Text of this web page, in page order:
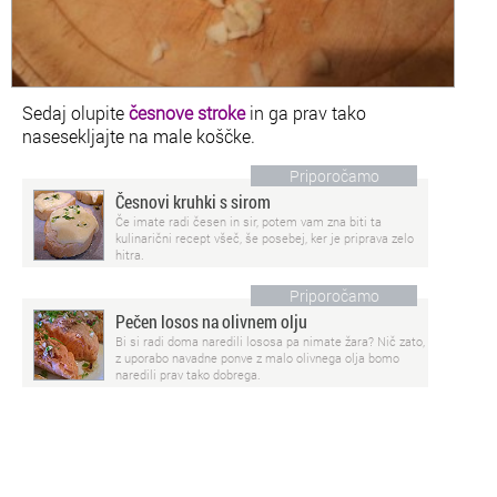
Sedaj olupitečesnove strokein ga prav tako
nasesekljajte na male koščke.
Priporočamo
Česnovi kruhki s sirom
Če imate radi česen in sir, potem vam zna biti ta
kulinarični recept všeč, še posebej, ker je priprava zelo
hitra.
Priporočamo
Pečen losos na olivnem olju
Bi si radi doma naredili lososa pa nimate žara? Nič zato,
z uporabo navadne ponve z malo olivnega olja bomo
naredili prav tako dobrega.